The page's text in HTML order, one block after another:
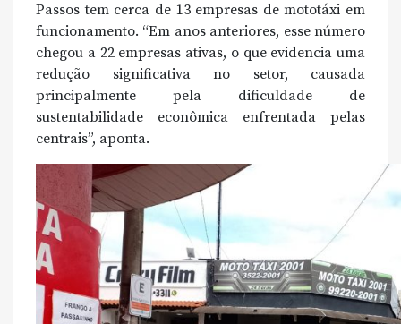
Passos tem cerca de 13 empresas de mototáxi em
funcionamento. “Em anos anteriores, esse número
chegou a 22 empresas ativas, o que evidencia uma
redução significativa no setor, causada
principalmente pela dificuldade de
sustentabilidade econômica enfrentada pelas
centrais”, aponta.